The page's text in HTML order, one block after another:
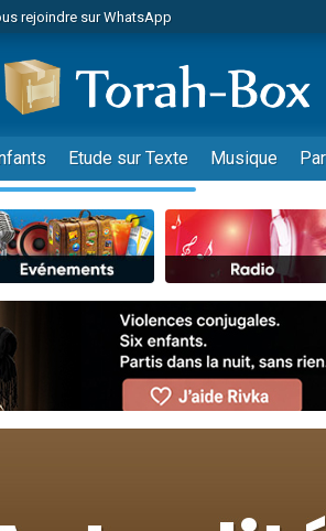
rejoindre sur WhatsApp
faire un don pour 1 Journée de Vacances Pour les
une bénédiction
rejoindre sur WhatsApp
en groupe sur Zoom
faire un don pour Diane, 80 ans, dans un
rejoindre sur WhatsApp
rejoindre sur WhatsApp
faire un don pour 5 jours de vacances aux
une bénédiction
Etude sur Texte Musique